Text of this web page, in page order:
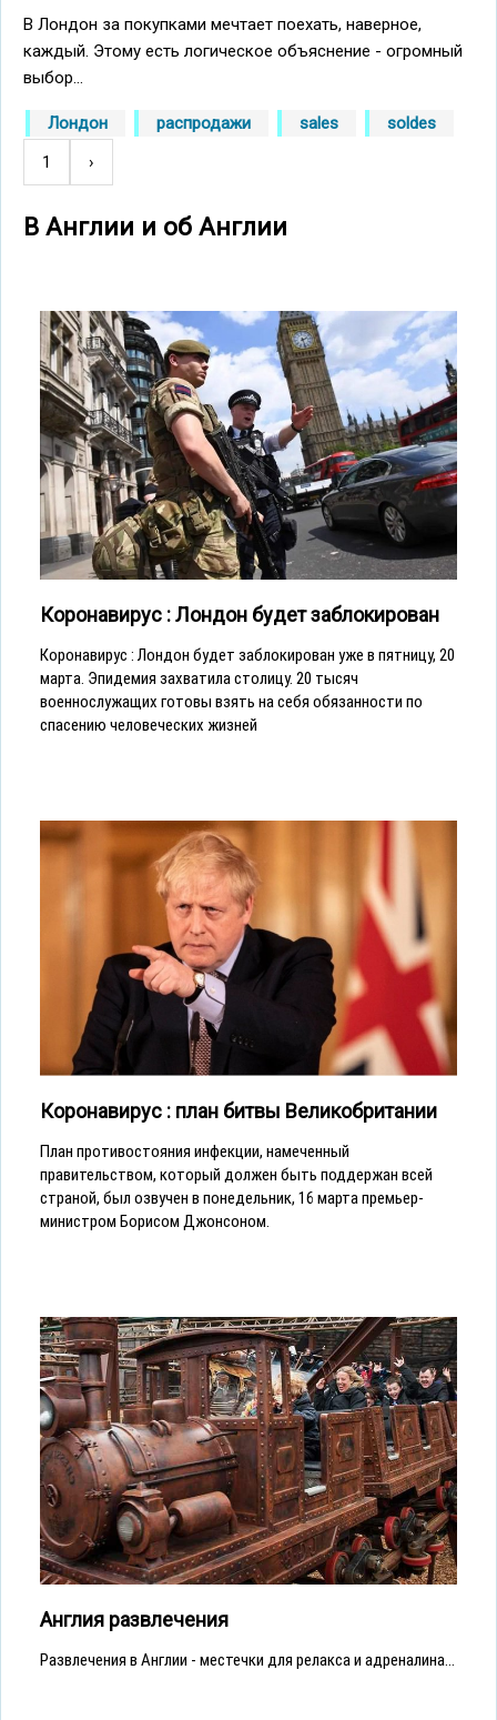
В Лондон за покупками мечтает поехать, наверное,
каждый. Этому есть логическое объяснение - огромный
выбор...
Лондон распродажи sales soldes
Нумерация
1
Следующая
страница
›
В Англии и об Англии
Коронавирус : Лондон будет заблокирован
Коронавирус : Лондон будет заблокирован уже в пятницу, 20
марта. Эпидемия захватила столицу. 20 тысяч
военнослужащих готовы взять на себя обязанности по
спасению человеческих жизней
Коронавирус : план битвы Великобритании
План противостояния инфекции, намеченный
правительством, который должен быть поддержан всей
страной, был озвучен в понедельник, 16 марта премьер-
министром Борисом Джонсоном.
Англия развлечения
Развлечения в Англии - местечки для релакса и адреналина...